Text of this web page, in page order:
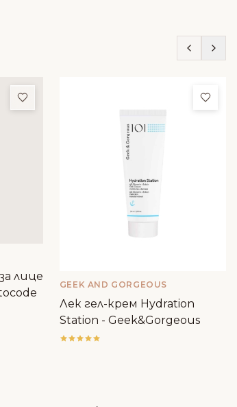
Добави в любими
лице
GEEK AND GORGEOUS
Лек гел-крем Hydration
Station - Geek&Gorgeous